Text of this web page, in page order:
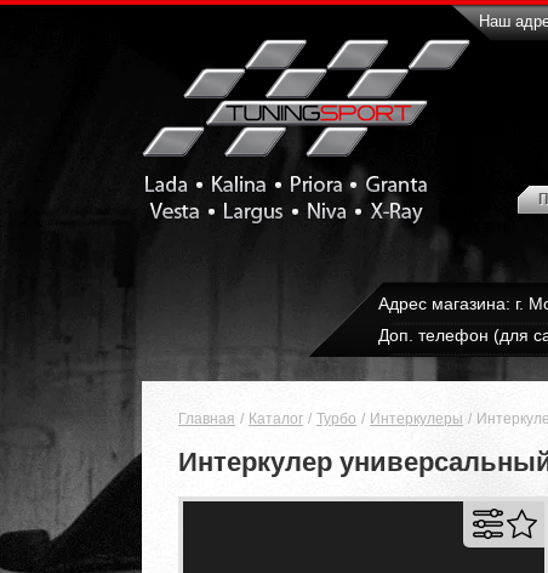
Наш
Адрес магазина: г.
Доп. телефон (для
Главная Каталог Турбо Интеркулеры
Интеркулер